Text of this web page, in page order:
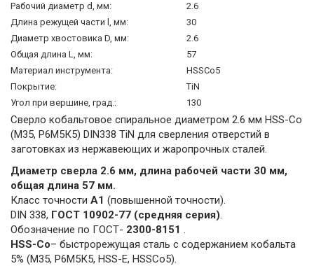
Рабочий диаметр d, мм:
2.6
Длина режущей части l, мм:
30
Диаметр хвостовика D, мм:
2.6
Общая длина L, мм:
57
Материал инструмента:
HSSCo5
Покрытие:
TiN
Угол при вершине, град.:
130
Сверло кобальтовое спиральное диаметром 2.6 мм HSS-Сo
(М35, Р6М5К5) DIN338 TiN для сверления отверстий в
заготовках из нержавеющих и жаропрочных сталей.
Диаметр сверла 2.6 мм, длина рабочей части 30 мм,
общая длина 57 мм.
Класс точности А1 (повышенной точности).
DIN 338, ГОСТ 10902-77 (средняя серия).
Обозначение по ГОСТ- 2300-8151 .
HSS-Co– быстрорежущая сталь с содержанием кобальта
5% (M35, Р6М5К5, HSS-E, HSSCo5).